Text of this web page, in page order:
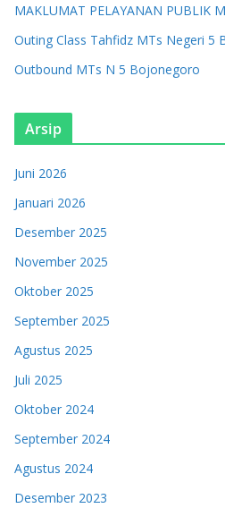
MAKLUMAT PELAYANAN PUBLIK
Outing Class Tahfidz MTs Negeri 5
Outbound MTs N 5 Bojonegoro
Arsip
Juni 2026
Januari 2026
Desember 2025
November 2025
Oktober 2025
September 2025
Agustus 2025
Juli 2025
Oktober 2024
September 2024
Agustus 2024
Desember 2023